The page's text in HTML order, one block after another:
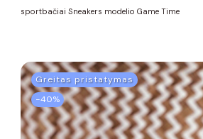
sportbačiai Sneakers modelio Game Time
Greitas pristatymas
−40%